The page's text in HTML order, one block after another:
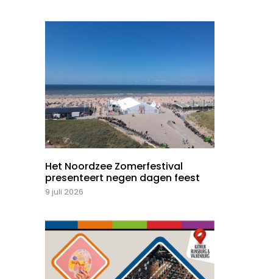
Het Noordzee Zomerfestival
presenteert negen dagen feest
9 juli 2026